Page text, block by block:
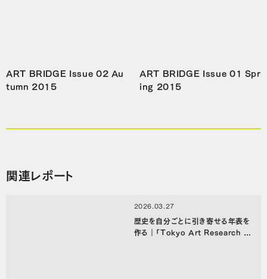
ART BRIDGE Issue 02 Au
tumn 2015
ART BRIDGE Issue 01 Spr
ing 2015
関連レポート
2026.03.27
歴史を自分ごとに引き寄せる年表を
作る｜「Tokyo Art Research La